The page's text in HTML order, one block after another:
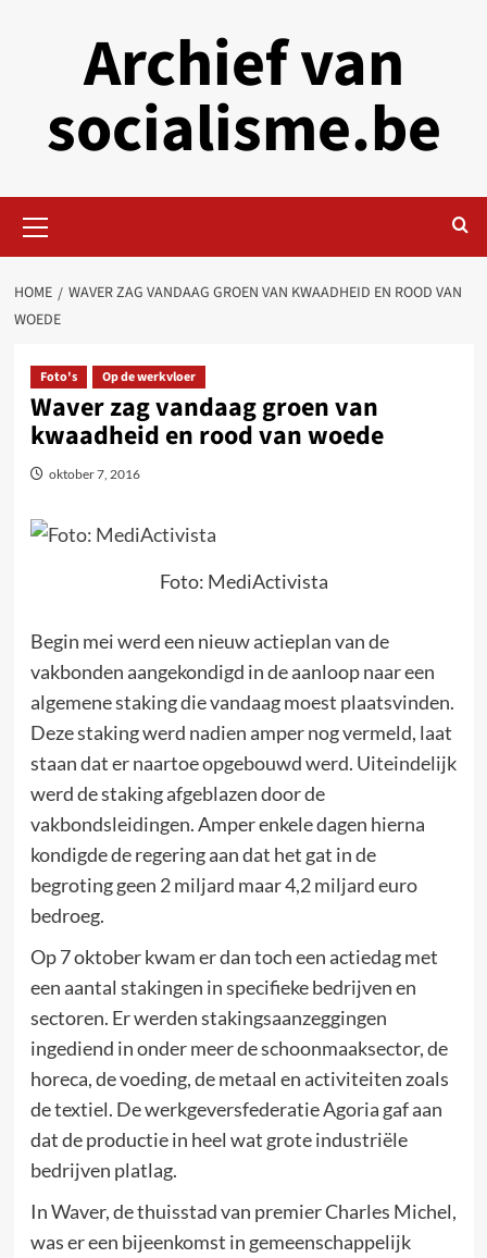
Archief van
socialisme.be
Menu
HOME
WAVER ZAG VANDAAG GROEN VAN KWAADHEID EN ROOD VAN
WOEDE
Foto's Op de werkvloer
Waver zag vandaag groen van
kwaadheid en rood van woede
oktober 7, 2016
Foto: MediActivista
Begin mei werd een nieuw actieplan van de
vakbonden aangekondigd in de aanloop naar een
algemene staking die vandaag moest plaatsvinden.
Deze staking werd nadien amper nog vermeld, laat
staan dat er naartoe opgebouwd werd. Uiteindelijk
werd de staking afgeblazen door de
vakbondsleidingen. Amper enkele dagen hierna
kondigde de regering aan dat het gat in de
begroting geen 2 miljard maar 4,2 miljard euro
bedroeg.
Op 7 oktober kwam er dan toch een actiedag met
een aantal stakingen in specifieke bedrijven en
sectoren. Er werden stakingsaanzeggingen
ingediend in onder meer de schoonmaaksector, de
horeca, de voeding, de metaal en activiteiten zoals
de textiel. De werkgeversfederatie Agoria gaf aan
dat de productie in heel wat grote industriële
bedrijven platlag.
In Waver, de thuisstad van premier Charles Michel,
was er een bijeenkomst in gemeenschappelijk